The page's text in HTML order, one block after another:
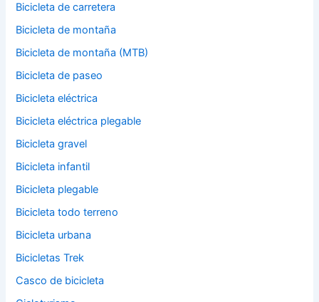
Bicicleta de carretera
Bicicleta de montaña
Bicicleta de montaña (MTB)
Bicicleta de paseo
Bicicleta eléctrica
Bicicleta eléctrica plegable
Bicicleta gravel
Bicicleta infantil
Bicicleta plegable
Bicicleta todo terreno
Bicicleta urbana
Bicicletas Trek
Casco de bicicleta